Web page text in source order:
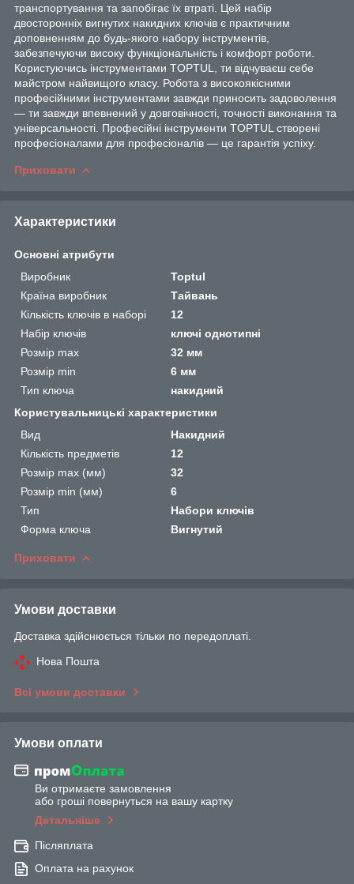
транспортування та запобігає їх втраті. Цей набір
двосторонніх вигнутих накидних ключів є практичним
доповненням до будь-якого набору інструментів,
забезпечуючи високу функціональність і комфорт роботи.
Користуючись інструментами TOPTUL, ти відчуваєш себе
майстром найвищого класу. Робота з високоякісними
професійними інструментами завжди приносить задоволення
— ти завжди впевнений у довговічності, точності виконання та
універсальності. Професійні інструменти TOPTUL створені
професіоналами для професіоналів — це гарантія успіху.
Приховати
Характеристики
Основні атрибути
Виробник
Toptul
Країна виробник
Тайвань
Кількість ключів в наборі
12
Набір ключів
ключі однотипні
Розмір max
32 мм
Розмір min
6 мм
Тип ключа
накидний
Користувальницькі характеристики
Вид
Накидний
Кількість предметів
12
Розмір max (мм)
32
Розмір min (мм)
6
Тип
Набори ключів
Форма ключа
Вигнутий
Приховати
Умови доставки
Доставка здійснюється тільки по передоплаті.
Нова Пошта
Всі умови доставки
Умови оплати
Ви отримаєте замовлення
або гроші повернуться на вашу картку
Детальніше
Післяплата
Оплата на рахунок